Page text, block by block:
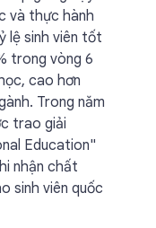
và thực hành
lệ sinh viên tốt
trong vòng 6
cao hơn
Trong năm
trao giải
Education"
nhận chất
sinh viên quốc